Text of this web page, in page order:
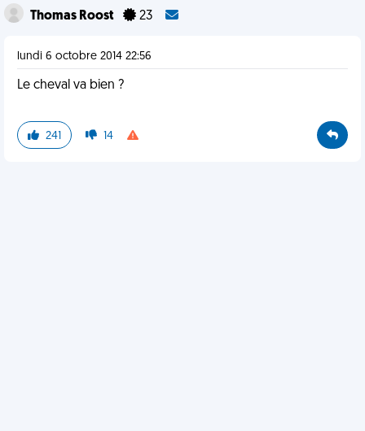
Thomas Roost 23
lundi 6 octobre 2014 22:56
Le cheval va bien ?
241 14